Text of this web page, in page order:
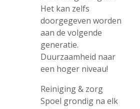
Het kan zelfs
doorgegeven worden
aan de volgende
generatie.
Duurzaamheid naar
een hoger niveau!
Reiniging & zorg
Spoel grondig na elk